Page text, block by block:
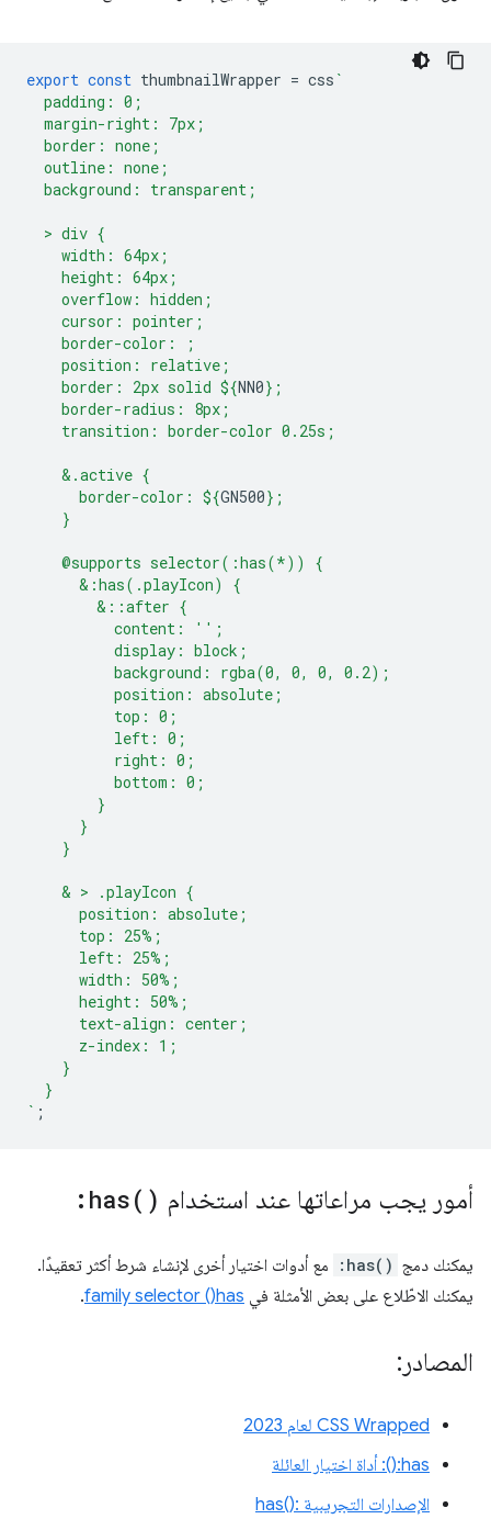
export const thumbnailWrapper = css `
  padding: 0;
  margin-right: 7px;
  border: none;
  outline: none;
  background: transparent;
  > div {
    width: 64px;
    height: 64px;
    overflow: hidden;
    cursor: pointer;
    border-color: ;
    position: relative;
    border: 2px solid
${NN0} ;
    border-radius: 8px;
    transition: border-color 0.25s;
    &.active {
      border-color:
${GN500} ;
    }
    @supports selector(:has(*)) {
      &:has(.playIcon) {
        &::after {
          content: '';
          display: block;
          background: rgba(0, 0, 0, 0.2);
          position: absolute;
          top: 0;
          left: 0;
          right: 0;
          bottom: 0;
        }
      }
    }
    & > .playIcon {
      position: absolute;
      top: 25%;
      left: 25%;
      width: 50%;
      height: 50%;
      text-align: center;
      z-index: 1;
    }
  }
` ;
أمور يجب مراعاتها عند استخدام : has( )
يمكنك دمج :has()
مع أدوات اختيار أخرى لإنشاء شرط أكثر تعقيدًا.
يمكنك الاطّلاع على بعض الأمثلة في has()‏ family selector
.
المصادر:
CSS Wrapped لعام 2023
‎:has(): أداة اختيار العائلة
الإصدارات التجريبية :has()‎